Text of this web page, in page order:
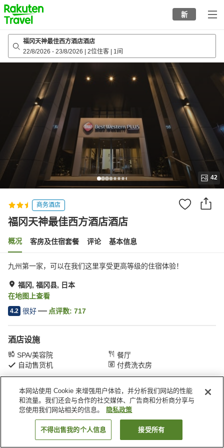
to
top
page
新
福冈天神最佳西方酒店酒店
22/8/2026 - 23/8/2026 2位住客 1间
42
商务酒店
福冈天神最佳西方酒店酒店
概况 客房及住宿套餐 评论 基本信息
九州第一家，可以在我们这里享受更高等级的住宿体验！
福冈, 福冈县, 日本
在地图上查看
4.2 很好 点评数: 717
酒店设施
SPA/美容院
餐厅
自动售货机
付费洗衣房
首页 日本 福冈县 福冈 福冈天神最佳西方酒店酒店
搜索客房
本网站使用 Cookie 来增强用户体验，并分析我们网站的性能
和流量。我们还会与合作的社交媒体、广告商和分析商分享与
您使用我们网站相关的信息。
隐私政策
不得出售我的个人信息 接受所有